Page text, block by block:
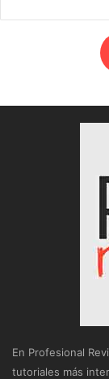
En Profesional
tutoriales más